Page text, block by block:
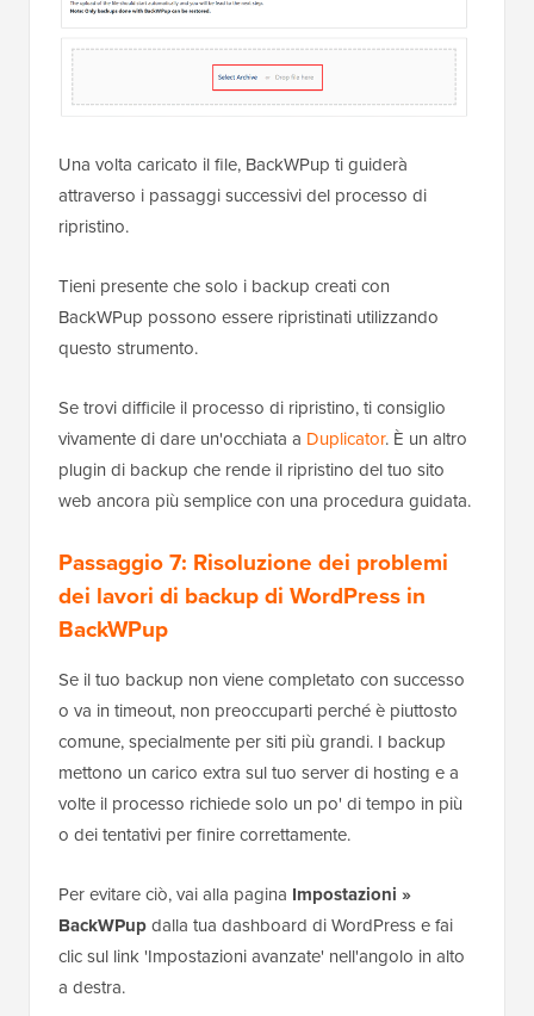
Una volta caricato il file, BackWPup ti guiderà
attraverso i passaggi successivi del processo di
ripristino.
Tieni presente che solo i backup creati con
BackWPup possono essere ripristinati utilizzando
questo strumento.
Se trovi difficile il processo di ripristino, ti consiglio
vivamente di dare un'occhiata a Duplicator. È un altro
plugin di backup che rende il ripristino del tuo sito
web ancora più semplice con una procedura guidata.
Passaggio 7: Risoluzione dei problemi
dei lavori di backup di WordPress in
BackWPup
Se il tuo backup non viene completato con successo
o va in timeout, non preoccuparti perché è piuttosto
comune, specialmente per siti più grandi. I backup
mettono un carico extra sul tuo server di hosting e a
volte il processo richiede solo un po' di tempo in più
o dei tentativi per finire correttamente.
Per evitare ciò, vai alla pagina Impostazioni »
BackWPupdalla tua dashboard di WordPress e fai
clic sul link 'Impostazioni avanzate' nell'angolo in alto
a destra.